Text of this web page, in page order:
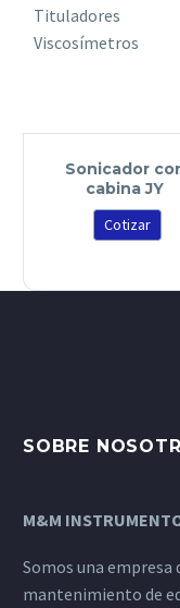
Tituladores
Viscosímetros
Sonicador
cabina JY
Cotizar
SOBRE
M&M
Somos una
mantenimiento de